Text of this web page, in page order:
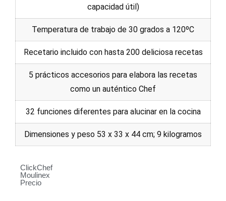
capacidad útil)
Temperatura de trabajo de 30 grados a 120ºC
Recetario incluido con hasta 200 deliciosa recetas
5 prácticos accesorios para elabora las recetas
como un auténtico Chef
32 funciones diferentes para alucinar en la cocina
Dimensiones y peso 53 x 33 x 44 cm; 9 kilogramos
ClickChef
Moulinex
Precio